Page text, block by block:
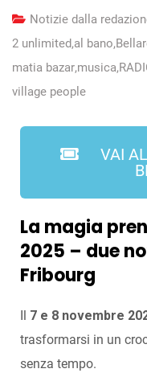
Notizie dalla
2 unlimited,al bano,
matia bazar,musica,
village people
VAI
La magia
2025 – due
Fribourg
7 e 8 novembre
trasformarsi in un
senza tempo.